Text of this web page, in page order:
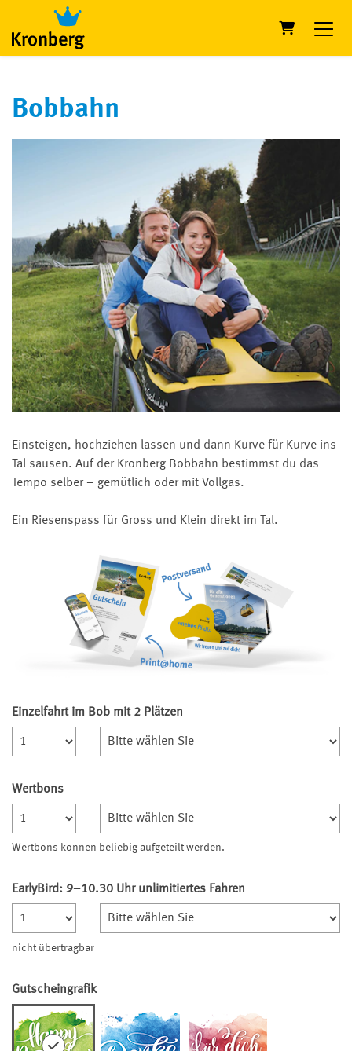
Warenkorb
Bobbahn
Einsteigen, hochziehen lassen und dann Kurve für Kurve ins
Tal sausen. Auf der Kronberg Bobbahn bestimmst du das
Tempo selber – gemütlich oder mit Vollgas.
Ein Riesenspass für Gross und Klein direkt im Tal.
Einzelfahrt im Bob mit 2 Plätzen
Anzahl
Wertbons
Anzahl
Wertbons können beliebig aufgeteilt werden.
EarlyBird: 9–10.30 Uhr unlimitiertes Fahren
Anzahl
nicht übertragbar
Gutscheingrafik